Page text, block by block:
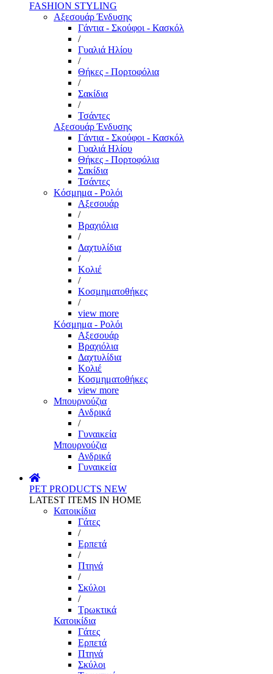
FASHION STYLING
Αξεσουάρ Ένδυσης
Γάντια - Σκούφοι - Κασκόλ
/
Γυαλιά Ηλίου
/
Θήκες - Πορτοφόλια
/
Σακίδια
/
Τσάντες
Αξεσουάρ Ένδυσης
Γάντια - Σκούφοι - Κασκόλ
Γυαλιά Ηλίου
Θήκες - Πορτοφόλια
Σακίδια
Τσάντες
Κόσμημα - Ρολόι
Αξεσουάρ
/
Βραχιόλια
/
Δαχτυλίδια
/
Κολιέ
/
Κοσμηματοθήκες
/
view more
Κόσμημα - Ρολόι
Αξεσουάρ
Βραχιόλια
Δαχτυλίδια
Κολιέ
Κοσμηματοθήκες
view more
Μπουρνούζια
Ανδρικά
/
Γυναικεία
Μπουρνούζια
Ανδρικά
Γυναικεία
PET PRODUCTS NEW
LATEST ITEMS IN HOME
Κατοικίδια
Γάτες
/
Ερπετά
/
Πτηνά
/
Σκύλοι
/
Τρωκτικά
Κατοικίδια
Γάτες
Ερπετά
Πτηνά
Σκύλοι